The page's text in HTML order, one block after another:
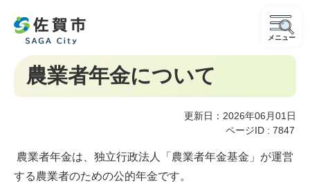
メニュー
農業者年金について
更新日：2026年06月01日
ページID : 7847
農業者年金は、独立行政法人「農業者年金基金」が運営
する農業者のための公的年金です。